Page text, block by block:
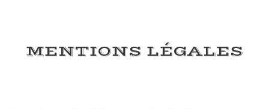
MENTIONS LÉGALES